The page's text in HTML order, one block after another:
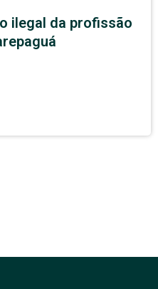
ilegal da profissão